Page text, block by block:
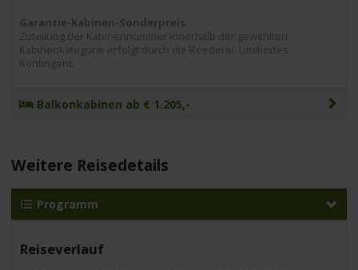
Garantie-Kabinen-Sonderpreis
Zuteilung der Kabinennummer innerhalb der gewählten
Kabinenkategorie erfolgt durch die Reederei. Limitiertes
Kontingent.
Balkonkabinen ab € 1.205,-
Weitere Reisedetails
Programm
Reiseverlauf